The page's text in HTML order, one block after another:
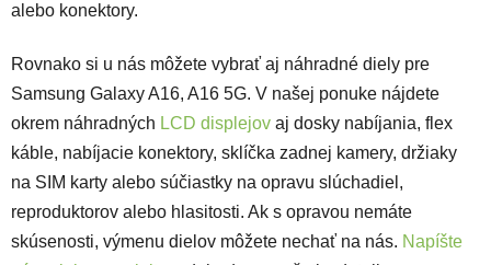
alebo konektory.
Rovnako si u nás môžete vybrať aj náhradné diely pre
Samsung Galaxy A16, A16 5G. V našej ponuke nájdete
okrem náhradných LCD displejov aj dosky nabíjania, flex
káble, nabíjacie konektory, sklíčka zadnej kamery, držiaky
na SIM karty alebo súčiastky na opravu slúchadiel,
reproduktorov alebo hlasitosti. Ak s opravou nemáte
skúsenosti, výmenu dielov môžete nechať na nás. Napíšte